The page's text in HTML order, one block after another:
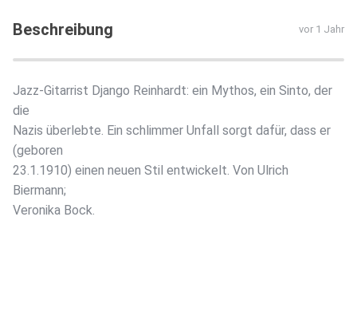
Beschreibung vor 1 Jahr
Jazz-Gitarrist Django Reinhardt: ein Mythos, ein Sinto, der
die
Nazis überlebte. Ein schlimmer Unfall sorgt dafür, dass er
(geboren
23.1.1910) einen neuen Stil entwickelt. Von Ulrich
Biermann;
Veronika Bock.